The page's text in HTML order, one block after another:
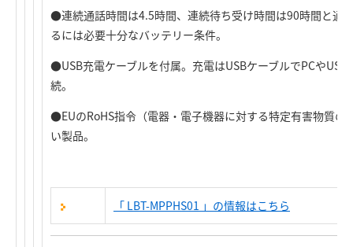
●連続通話時間は4.5時間、連続待ち受け時間は90時間と通
るには必要十分なバッテリー条件。
●USB充電ケーブルを付属。充電はUSBケーブルでPCやUSB
続。
●EUのRoHS指令（電器・電子機器に対する特定有害物質の
い製品。
「 LBT-MPPHS01 」の情報はこちら